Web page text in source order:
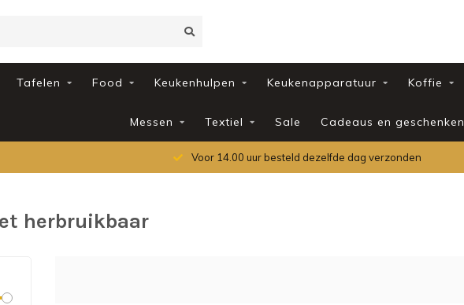
Tafelen Food Keukenhulpen Keukenapparatuur Koffie
Messen Textiel Sale Cadeaus en geschenken
Voor 14.00 uur besteld dezelfde dag verzonden
herbruikbaar